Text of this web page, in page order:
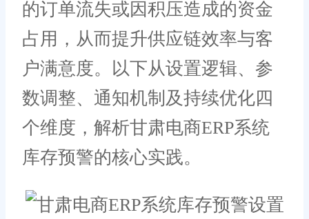
的订单流失或因积压造成的资金
占用，从而提升供应链效率与客
户满意度。以下从设置逻辑、参
数调整、通知机制及持续优化四
个维度，解析甘肃电商ERP系统
库存预警的核心实践。